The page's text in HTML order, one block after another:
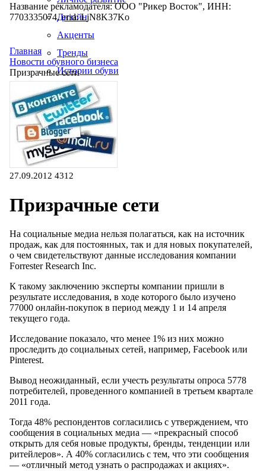
Дизайн
Акценты
Тренды
Истории обуви
Производство
Название рекламодателя: ООО "Рикер Восток", ИНН:
7703335074, erid: LjN8K37Ko
Главная
Новости обувного бизнеса
Призрачные сети
27.09.2012 4312
Призрачные сети
На социальные медиа нельзя полагаться, как на источник
продаж, как для постоянных, так и для новых покупателей,
о чем свидетельствуют данные исследования компании
Forrester Research Inc.
К такому заключению эксперты компании пришли в
результате исследования, в ходе которого было изучено
77000 онлайн-покупок в период между 1 и 14 апреля
текущего года.
Исследование показало, что менее 1% из них можно
проследить до социальных сетей, например, Facebook или
Pinterest.
Вывод неожиданный, если учесть результаты опроса 5778
потребителей, проведенного компанией в третьем квартале
2011 года.
Тогда 48% респондентов согласились с утверждением, что
сообщения в социальных медиа — «прекрасный способ
открыть для себя новые продукты, бренды, тенденции или
ритейлеров». А 40% согласились с тем, что эти сообщения
— «отличный метод узнать о распродажах и акциях».